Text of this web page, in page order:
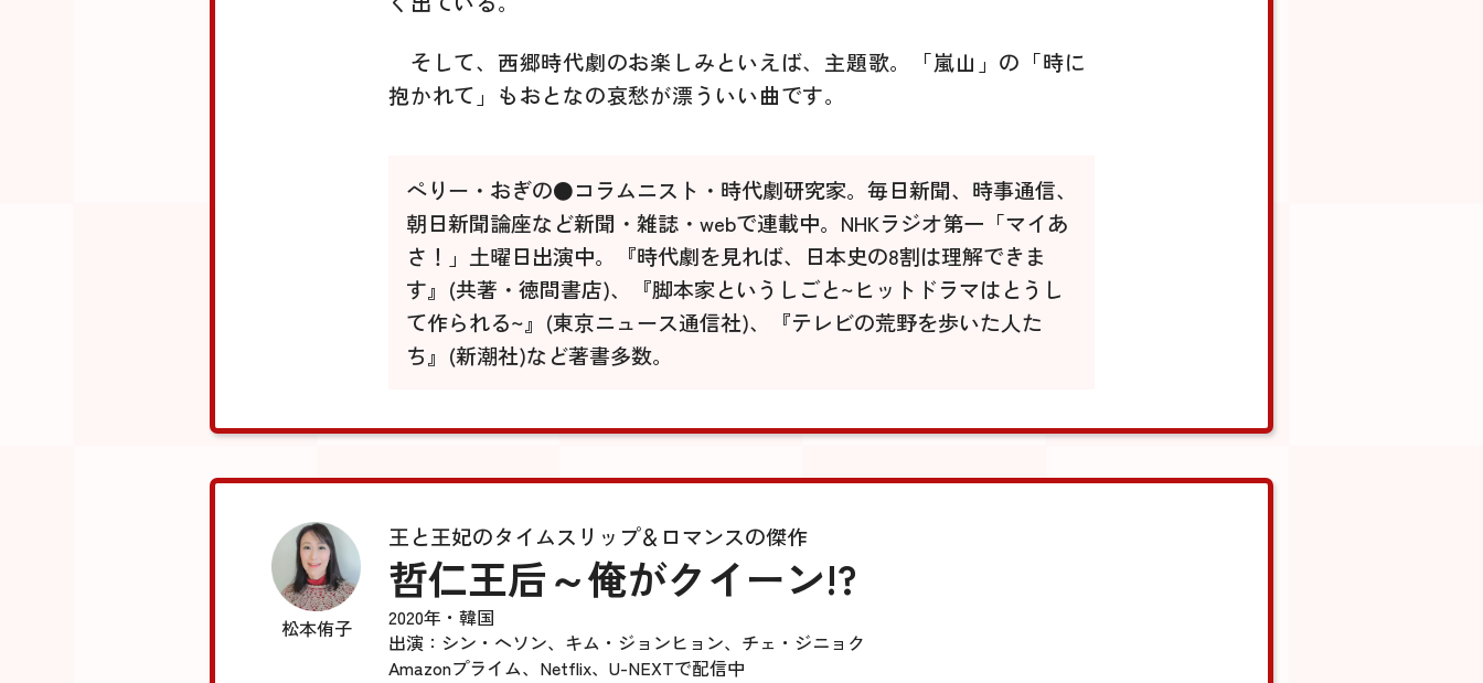
そして、西郷時代劇のお楽しみといえば、主題歌。「嵐山」の「時に
抱かれて」もおとなの哀愁が漂ういい曲です。
ぺりー・おぎの●コラムニスト・時代劇研究家。毎日新聞、時事通信、
朝日新聞論座など新聞・雑誌・webで連載中。NHKラジオ第一「マイあ
さ！」土曜日出演中。『時代劇を見れば、日本史の8割は理解できま
す』(共著・徳間書店)、『脚本家というしごと~ヒットドラマはとうし
て作られる~』(東京ニュース通信社)、『テレビの荒野を歩いた人た
ち』(新潮社)など著書多数。
松本侑子
王と王妃のタイムスリップ＆ロマンスの傑作
哲仁王后～俺がクイーン!?
2020年・韓国
出演：シン・ヘソン、キム・ジョンヒョン、チェ・ジニョク
Amazonプライム、Netflix、U-NEXTで配信中